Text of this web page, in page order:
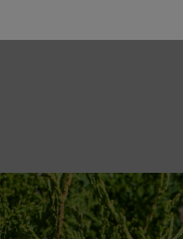
als je hem rigoureus snoeit, zal hij
worden gesnoeid, maar deze gaten